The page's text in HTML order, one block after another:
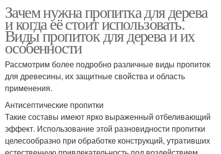
Зачем нужна пропитка для дерева
и когда её стоит использовать.
Виды пропиток для дерева и их
особенности
Рассмотрим более подробно различные виды пропиток
для древесины, их защитные свойства и область
применения.
Антисептические пропитки
Такие составы имеют ярко выраженный отбеливающий
эффект. Использование этой разновидности пропитки
целесообразно при обработке конструкций, утративших